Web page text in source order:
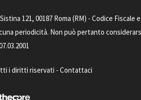
121, 00187 Roma (RM) - Codice Fiscale e
periodicità. Non può pertanto
i diritti riservati - Contattaci